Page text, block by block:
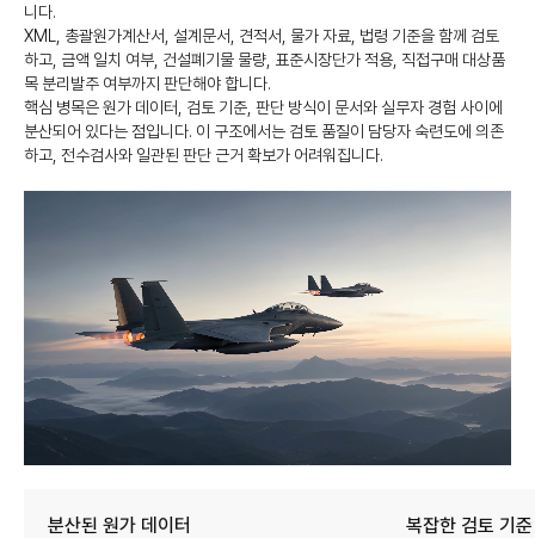
니다.
XML, 총괄원가계산서, 설계문서, 견적서, 물가 자료, 법령 기준을 함께 검토
하고, 금액 일치 여부, 건설폐기물 물량, 표준시장단가 적용, 직접구매 대상품
목 분리발주 여부까지 판단해야 합니다.
핵심 병목은 원가 데이터, 검토 기준, 판단 방식이 문서와 실무자 경험 사이에
분산되어 있다는 점입니다. 이 구조에서는 검토 품질이 담당자 숙련도에 의존
하고, 전수검사와 일관된 판단 근거 확보가 어려워집니다.
분산된 원가 데이터 복잡한 검토 기준